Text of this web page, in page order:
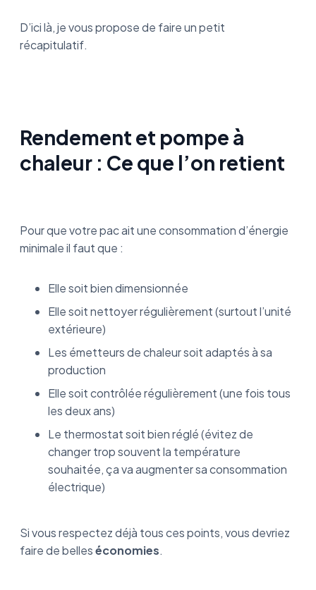
D’ici là, je vous propose de faire un petit
récapitulatif.
Rendement et pompe à
chaleur : Ce que l’on retient
Pour que votre pac ait une consommation d’énergie
minimale il faut que :
Elle soit bien dimensionnée
Elle soit nettoyer régulièrement (surtout l’unité
extérieure)
Les émetteurs de chaleur soit adaptés à sa
production
Elle soit contrôlée régulièrement (une fois tous
les deux ans)
Le thermostat soit bien réglé (évitez de
changer trop souvent la température
souhaitée, ça va augmenter sa consommation
électrique)
Si vous respectez déjà tous ces points, vous devriez
faire de belleséconomies.